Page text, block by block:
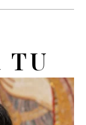
TU